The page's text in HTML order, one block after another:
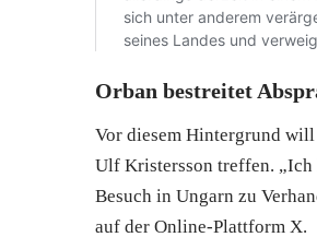
Orban bestreitet
Vor diesem Hintergrund
Ulf Kristersson treffen.
Besuch in Ungarn zu
auf der Online-Plattform X.